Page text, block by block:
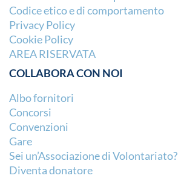
Codice etico e di comportamento
Privacy Policy
Cookie Policy
AREA RISERVATA
COLLABORA CON NOI
Albo fornitori
Concorsi
Convenzioni
Gare
Sei un’Associazione di Volontariato?
Diventa donatore